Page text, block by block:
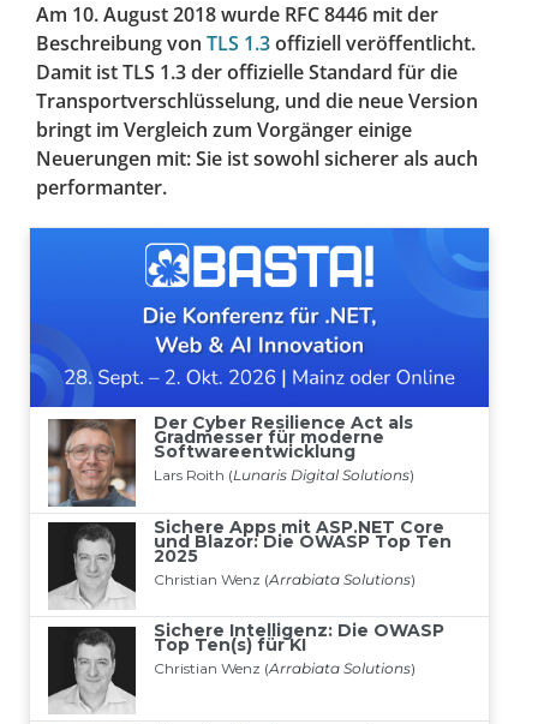
Am 10. August 2018 wurde RFC 8446 mit der
Beschreibung von TLS 1.3offiziell veröffentlicht.
Damit ist TLS 1.3 der offizielle Standard für die
Transportverschlüsselung, und die neue Version
bringt im Vergleich zum Vorgänger einige
Neuerungen mit: Sie ist sowohl sicherer als auch
performanter.